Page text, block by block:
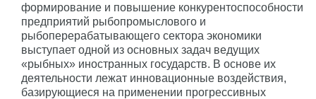
формирование и повышение конкурентоспособности
предприятий рыбопромыслового и
рыбоперерабатывающего сектора экономики
выступает одной из основных задач ведущих
«рыбных» иностранных государств. В основе их
деятельности лежат инновационные воздействия,
базирующиеся на применении прогрессивных